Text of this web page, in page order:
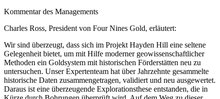
Kommentar des Managements
Charles Ross, President von Four Nines Gold, erläutert:
Wir sind überzeugt, dass sich im Projekt Hayden Hill eine seltene
Gelegenheit bietet, um mit Hilfe moderner geowissenschaftlicher
Methoden ein Goldsystem mit historischen Förderstätten neu zu
untersuchen. Unser Expertenteam hat über Jahrzehnte gesammelte
historische Daten zusammengetragen, validiert und neu ausgewertet.
Daraus ist eine überzeugende Explorationsthese entstanden, die in